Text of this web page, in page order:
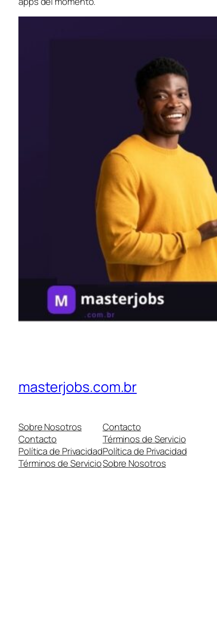
masterjobs.com.br
Sobre Nosotros
Contacto
Política de Privacidad
Términos de Servicio
Contacto
Términos de Servicio
Política de Privacidad
Sobre Nosotros